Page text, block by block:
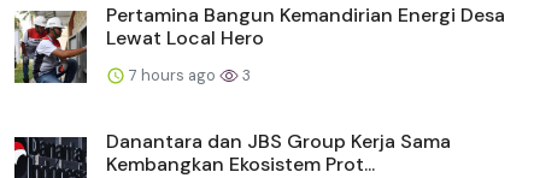
Pertamina Bangun Kemandirian Energi Desa
Lewat Local Hero
7 hours ago 3
Danantara dan JBS Group Kerja Sama
Kembangkan Ekosistem Prot...